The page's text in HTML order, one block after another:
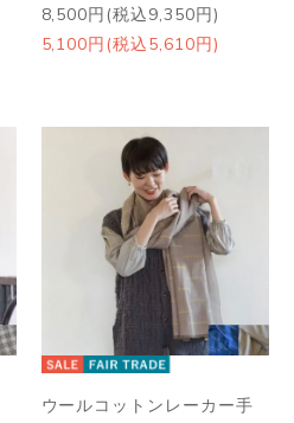
8,500円(税込9,350円)
5,100円(税込5,610円)
ウールコットンレーカー手